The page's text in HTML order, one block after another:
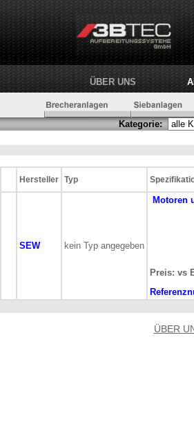
ÜBER UNS
Kategorie:
Hersteller Typ
SEW kein Typ angegeben
Motoren
Preis: vs
ÜBER